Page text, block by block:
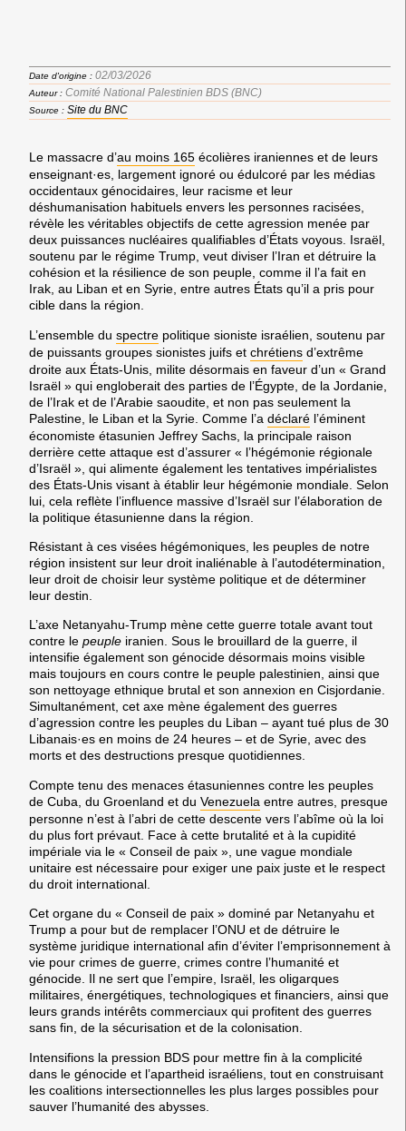
Date d'origine : 02/03/2026
Auteur : Comité National Palestinien BDS (BNC)
Source : Site du BNC
Le massacre d’au moins 165 écolières iraniennes et de leurs
enseignant·es, largement ignoré ou édulcoré par les médias
occidentaux génocidaires, leur racisme et leur
déshumanisation habituels envers les personnes racisées,
révèle les véritables objectifs de cette agression menée par
deux puissances nucléaires qualifiables d’États voyous. Israël,
soutenu par le régime Trump, veut diviser l’Iran et détruire la
cohésion et la résilience de son peuple, comme il l’a fait en
Irak, au Liban et en Syrie, entre autres États qu’il a pris pour
cible dans la région.
L’ensemble du spectre politique sioniste israélien, soutenu par
de puissants groupes sionistes juifs et chrétiens d’extrême
droite aux États-Unis, milite désormais en faveur d’un « Grand
Israël » qui engloberait des parties de l’Égypte, de la Jordanie,
de l’Irak et de l’Arabie saoudite, et non pas seulement la
Palestine, le Liban et la Syrie. Comme l’a déclaré l’éminent
économiste étasunien Jeffrey Sachs, la principale raison
derrière cette attaque est d’assurer « l’hégémonie régionale
d’Israël », qui alimente également les tentatives impérialistes
des États-Unis visant à établir leur hégémonie mondiale. Selon
lui, cela reflète l’influence massive d’Israël sur l’élaboration de
la politique étasunienne dans la région.
Résistant à ces visées hégémoniques, les peuples de notre
région insistent sur leur droit inaliénable à l’autodétermination,
leur droit de choisir leur système politique et de déterminer
leur destin.
L’axe Netanyahu-Trump mène cette guerre totale avant tout
contre le peuple iranien. Sous le brouillard de la guerre, il
intensifie également son génocide désormais moins visible
mais toujours en cours contre le peuple palestinien, ainsi que
son nettoyage ethnique brutal et son annexion en Cisjordanie.
Simultanément, cet axe mène également des guerres
d’agression contre les peuples du Liban – ayant tué plus de 30
Libanais·es en moins de 24 heures – et de Syrie, avec des
morts et des destructions presque quotidiennes.
Compte tenu des menaces étasuniennes contre les peuples
de Cuba, du Groenland et du Venezuela entre autres, presque
personne n’est à l’abri de cette descente vers l’abîme où la loi
du plus fort prévaut. Face à cette brutalité et à la cupidité
impériale via le « Conseil de paix », une vague mondiale
unitaire est nécessaire pour exiger une paix juste et le respect
du droit international.
Cet organe du « Conseil de paix » dominé par Netanyahu et
Trump a pour but de remplacer l’ONU et de détruire le
système juridique international afin d’éviter l’emprisonnement à
vie pour crimes de guerre, crimes contre l’humanité et
génocide. Il ne sert que l’empire, Israël, les oligarques
militaires, énergétiques, technologiques et financiers, ainsi que
leurs grands intérêts commerciaux qui profitent des guerres
sans fin, de la sécurisation et de la colonisation.
Intensifions la pression BDS pour mettre fin à la complicité
dans le génocide et l’apartheid israéliens, tout en construisant
les coalitions intersectionnelles les plus larges possibles pour
sauver l’humanité des abysses.